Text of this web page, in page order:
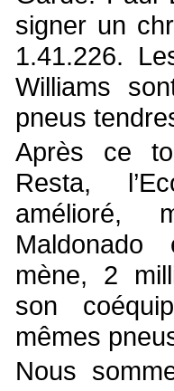
signer un
1.41.226.
Williams
pneus
Après ce
Resta,
amélioré,
mène, 2
son
mêmes
Nous